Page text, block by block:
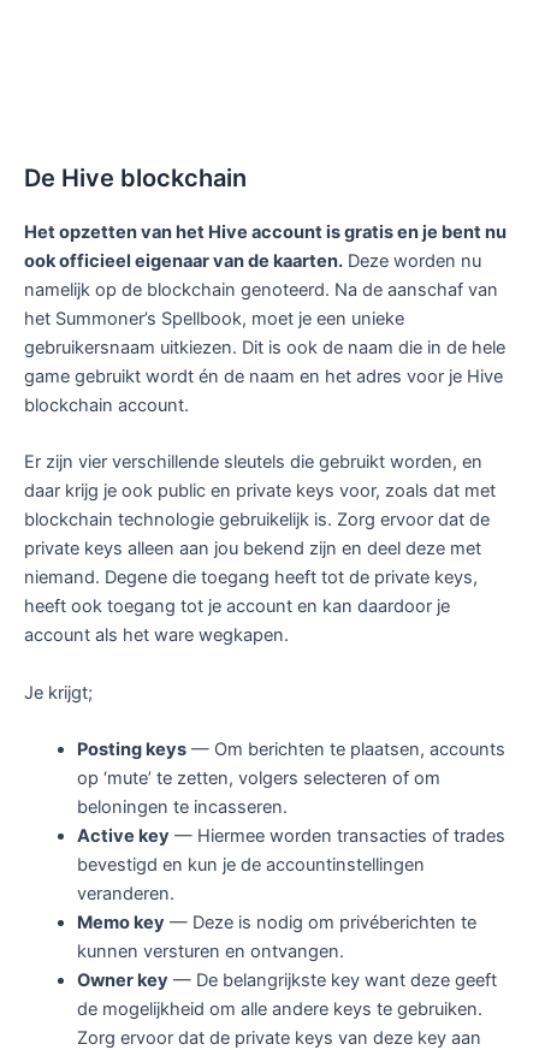
De Hive blockchain
Het opzetten van het Hive account is gratis en je bent nu
ook officieel eigenaar van de kaarten. Deze worden nu
namelijk op de blockchain genoteerd. Na de aanschaf van
het Summoner’s Spellbook, moet je een unieke
gebruikersnaam uitkiezen. Dit is ook de naam die in de hele
game gebruikt wordt én de naam en het adres voor je Hive
blockchain account.
Er zijn vier verschillende sleutels die gebruikt worden, en
daar krijg je ook public en private keys voor, zoals dat met
blockchain technologie gebruikelijk is. Zorg ervoor dat de
private keys alleen aan jou bekend zijn en deel deze met
niemand. Degene die toegang heeft tot de private keys,
heeft ook toegang tot je account en kan daardoor je
account als het ware wegkapen.
Je krijgt;
Posting keys— Om berichten te plaatsen, accounts
op ‘mute’ te zetten, volgers selecteren of om
beloningen te incasseren.
Active key — Hiermee worden transacties of trades
bevestigd en kun je de accountinstellingen
veranderen.
Memo key — Deze is nodig om privéberichten te
kunnen versturen en ontvangen.
Owner key — De belangrijkste key want deze geeft
de mogelijkheid om alle andere keys te gebruiken.
Zorg ervoor dat de private keys van deze key aan